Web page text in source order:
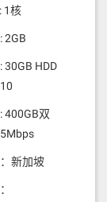
1核
2GB
30GB HDD
400GB双
新加坡